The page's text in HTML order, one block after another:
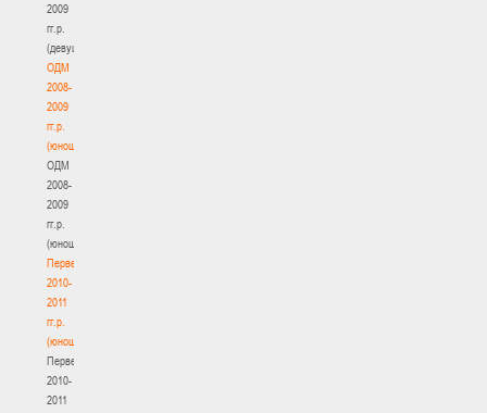
2009
гг.р.
(девушки)
ОДМ
2008-
2009
гг.р.
(юноши)
ОДМ
2008-
2009
гг.р.
(юноши)
Первенство
2010-
2011
гг.р.
(юноши)
Первенство
2010-
2011